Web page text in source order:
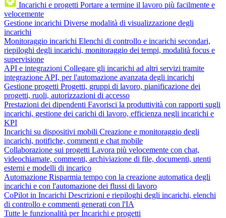
Incarichi e progetti Portare a termine il lavoro più facilmente e
velocemente
Gestione incarichi Diverse modalità di visualizzazione degli
incarichi
Monitoraggio incarichi Elenchi di controllo e incarichi secondari,
riepiloghi degli incarichi, monitoraggio dei tempi, modalità focus e
supervisione
API e integrazioni Collegare gli incarichi ad altri servizi tramite
integrazione API, per l'automazione avanzata degli incarichi
Gestione progetti Progetti, gruppi di lavoro, pianificazione dei
progetti, ruoli, autorizzazioni di accesso
Prestazioni dei dipendenti Favorisci la produttività con rapporti sugli
incarichi, gestione dei carichi di lavoro, efficienza negli incarichi e
KPI
Incarichi su dispositivi mobili Creazione e monitoraggio degli
incarichi, notifiche, commenti e chat mobile
Collaborazione sui progetti Lavora più velocemente con chat,
videochiamate, commenti, archiviazione di file, documenti, utenti
esterni e modelli di incarico
Automazione Risparmia tempo con la creazione automatica degli
incarichi e con l'automazione dei flussi di lavoro
CoPilot in Incarichi Descrizioni e riepiloghi degli incarichi, elenchi
di controllo e commenti generati con l'IA
Tutte le funzionalità per Incarichi e progetti